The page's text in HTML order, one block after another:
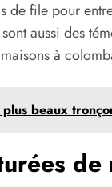
de file pour
aussi des
à
beaux